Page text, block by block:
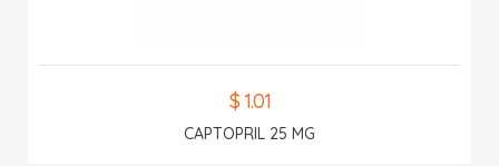
$ 1.01
CAPTOPRIL 25 MG